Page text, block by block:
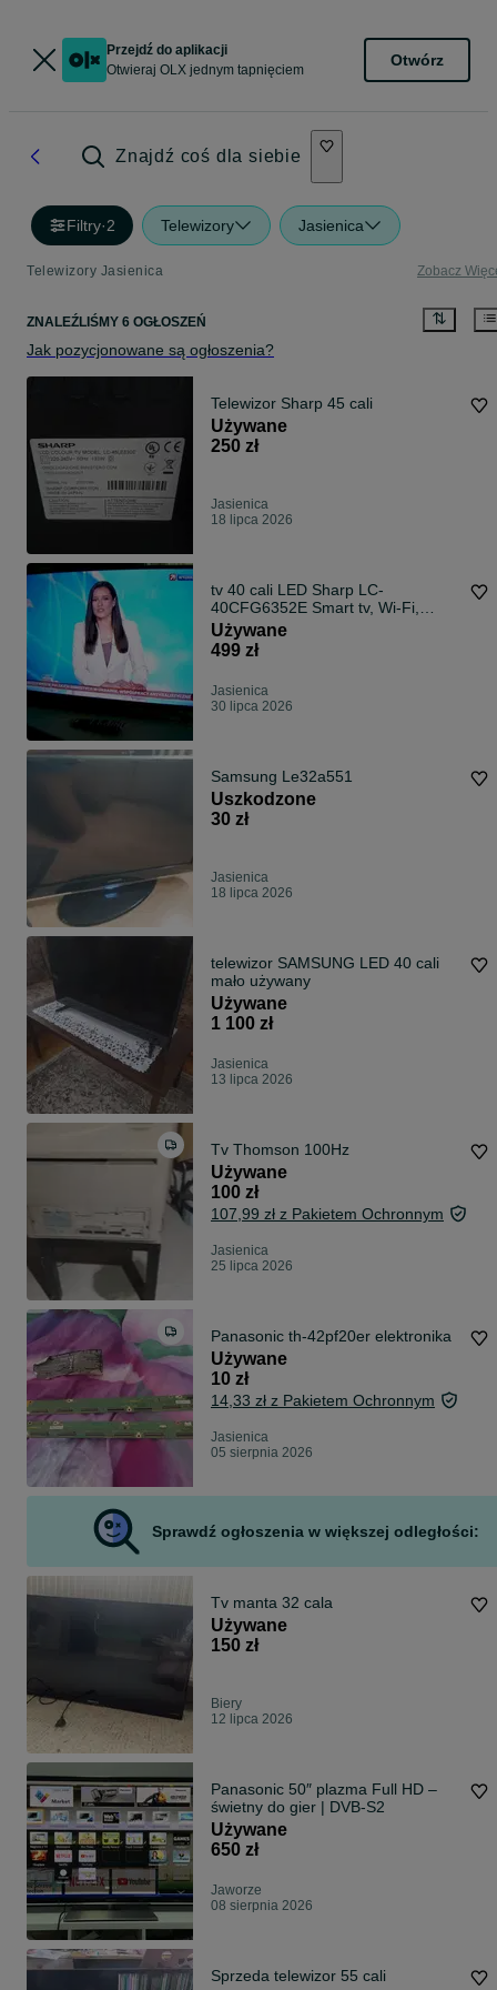
Przejdź do aplikacji
Otwieraj OLX jednym tapnięciem
Otwórz
Znajdź coś dla siebie
Filtry·2 Telewizory Jasienica
Telewizory Jasienica Zobacz
ZNALEŹLIŚMY 6 OGŁOSZEŃ
Jak pozycjonowane są ogłoszenia?
Telewizor Sharp 45 cali
Używane
250 zł
Jasienica
18 lipca 2026
tv 40 cali LED Sharp LC-
40CFG6352E Smart tv, Wi-Fi,
DVBT-2 HEVC
Używane
499 zł
Jasienica
30 lipca 2026
Samsung Le32a551
Uszkodzone
30 zł
Jasienica
18 lipca 2026
telewizor SAMSUNG LED 40 cali
mało używany
Używane
1 100 zł
Jasienica
13 lipca 2026
Tv Thomson 100Hz
Używane
100 zł
107,99 zł z Pakietem Ochronnym
Jasienica
25 lipca 2026
Panasonic th-42pf20er elektronika
Używane
10 zł
14,33 zł z Pakietem Ochronnym
Jasienica
05 sierpnia 2026
Sprawdź ogłoszenia w większej odległości:
Tv manta 32 cala
Używane
150 zł
Biery
12 lipca 2026
Panasonic 50″ plazma Full HD –
świetny do gier | DVB-S2
Używane
650 zł
Jaworze
08 sierpnia 2026
Sprzeda telewizor 55 cali